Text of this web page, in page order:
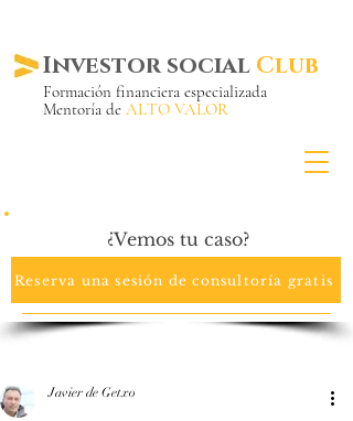
Investor social Club
Formación financiera especializada
Mentoría de ALTO VALOR
¿Vemos tu caso?
Reserva una sesión de consultoría gratis
Javier de Getxo